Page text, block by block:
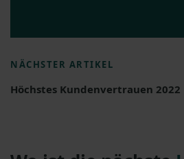
NÄCHSTER ARTIKEL
Höchstes Kundenvertrauen 2022